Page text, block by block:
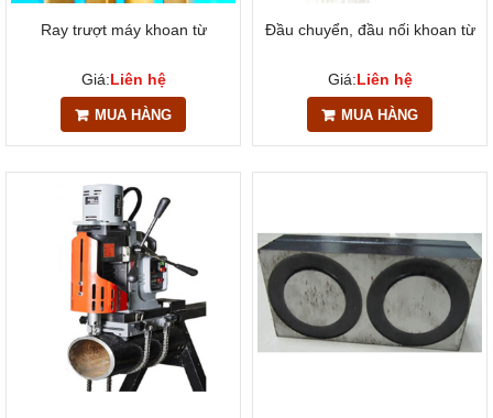
Ray trượt máy khoan từ
Giá:Liên hệ
MUA HÀNG
Đầu chuyển, đầu nối khoan từ
Giá:Liên hệ
MUA HÀNG